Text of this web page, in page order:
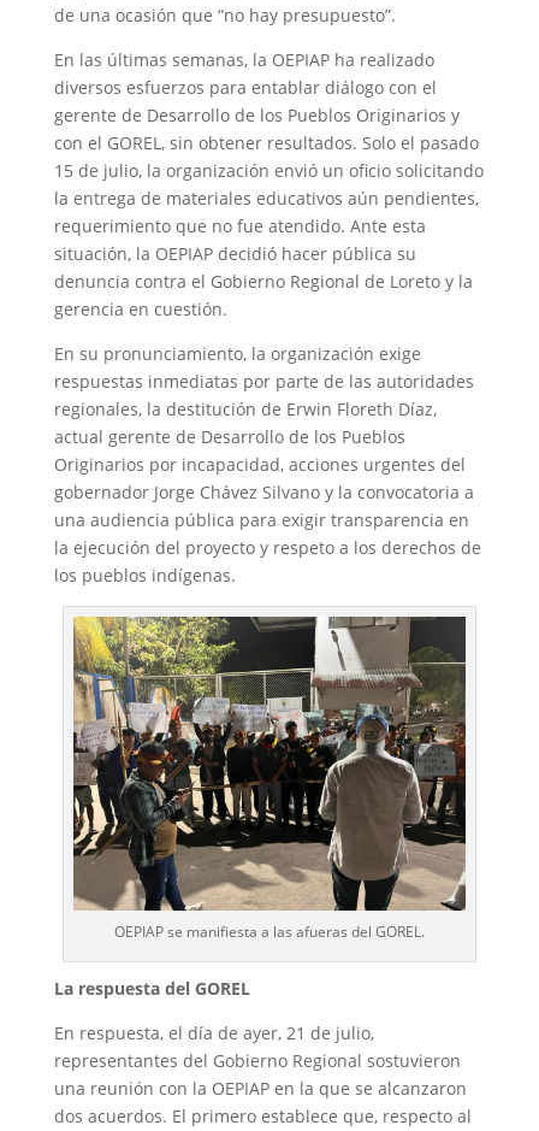
de una ocasión que “no hay presupuesto”.
En las últimas semanas, la OEPIAP ha realizado
diversos esfuerzos para entablar diálogo con el
gerente de Desarrollo de los Pueblos Originarios y
con el GOREL, sin obtener resultados. Solo el pasado
15 de julio, la organización envió un oficio solicitando
la entrega de materiales educativos aún pendientes,
requerimiento que no fue atendido. Ante esta
situación, la OEPIAP decidió hacer pública su
denuncia contra el Gobierno Regional de Loreto y la
gerencia en cuestión.
En su pronunciamiento, la organización exige
respuestas inmediatas por parte de las autoridades
regionales, la destitución de Erwin Floreth Díaz,
actual gerente de Desarrollo de los Pueblos
Originarios por incapacidad, acciones urgentes del
gobernador Jorge Chávez Silvano y la convocatoria a
una audiencia pública para exigir transparencia en
la ejecución del proyecto y respeto a los derechos de
los pueblos indígenas.
OEPIAP se manifiesta a las afueras del GOREL.
La respuesta del GOREL
En respuesta, el día de ayer, 21 de julio,
representantes del Gobierno Regional sostuvieron
una reunión con la OEPIAP en la que se alcanzaron
dos acuerdos. El primero establece que, respecto al